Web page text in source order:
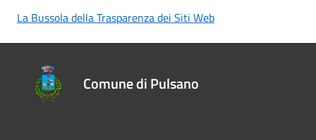
La Bussola della Trasparenza dei Siti Web
Comune di Pulsano